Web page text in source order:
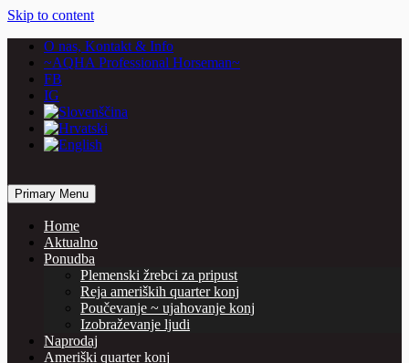
Skip to content
O nas, Kontakt & Info
~AQHA Professional Horseman~
FB
IG
Vašcer Quarter Horses
… horses are our passion
Primary Menu
Home
Aktualno
Ponudba
Plemenski žrebci za pripust
Reja ameriških quarter konj
Poučevanje ~ ujahovanje konj
Izobraževanje ljudi
Naprodaj
Ameriški quarter konj